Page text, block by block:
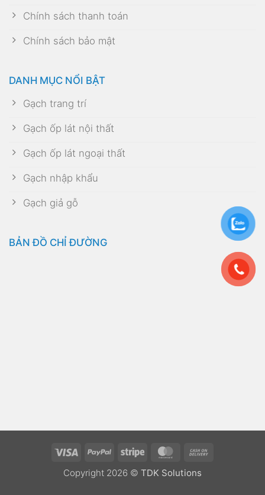
Chính sách thanh toán
Chính sách bảo mật
DANH MỤC NỔI BẬT
Gạch trang trí
Gạch ốp lát nội thất
Gạch ốp lát ngoại thất
Gạch nhập khẩu
Gạch giả gỗ
BẢN ĐỒ CHỈ ĐƯỜNG
Visa PayPal Stripe MasterCard
Copyright 2026 © TDK Solutions